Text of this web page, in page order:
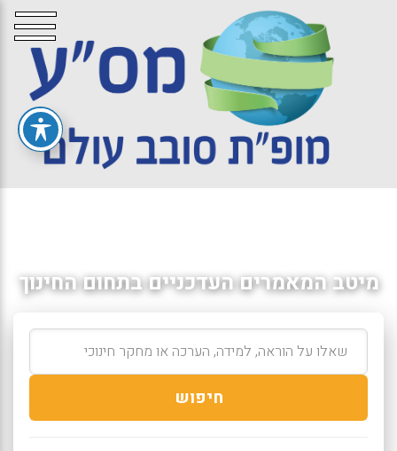
מיטב המאמרים העדכניים בתחום החינוך
חיפוש